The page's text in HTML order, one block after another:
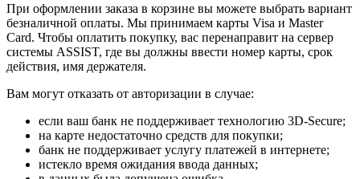
При оформлении заказа в корзине вы можете выбрать вариант
безналичной оплаты. Мы принимаем карты Visa и Master
Card. Чтобы оплатить покупку, вас перенаправит на сервер
системы ASSIST, где вы должны ввести номер карты, срок
действия, имя держателя.
Вам могут отказать от авторизации в случае:
если ваш банк не поддерживает технологию 3D-Secure;
на карте недостаточно средств для покупки;
банк не поддерживает услугу платежей в интернете;
истекло время ожидания ввода данных;